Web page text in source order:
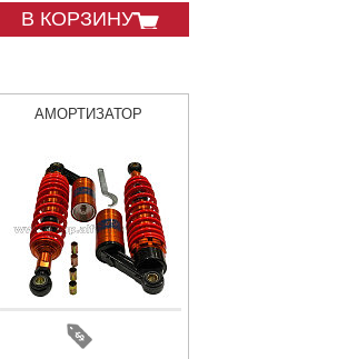
В КОРЗИНУ
АМОРТИЗАТОР